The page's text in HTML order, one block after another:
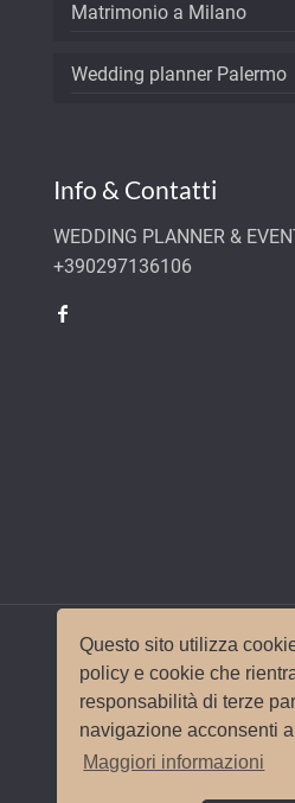
Questo sito utilizza
policy e cookie che
responsabilità di terze
navigazione acconsenti
Maggiori informazioni
Matrimonio a Milano
Wedding planner Palermo
Info & Contatti
WEDDING PLANNER &
+390297136106
© 2017 Wedding Planner
sito|Privacy e
posizionamento